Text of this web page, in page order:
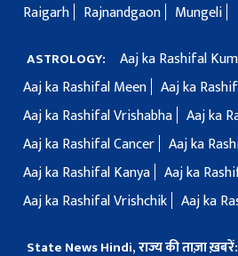
Raigarh
Rajnandgaon Mungeli
ASTROLOGY:
Aaj ka Rashifal
Aaj ka Rashifal Meen Aaj ka
Aaj ka Rashifal Vrishabha Aaj ka
Aaj ka Rashifal Cancer Aaj ka
Aaj ka Rashifal Kanya Aaj ka
Aaj ka Rashifal Vrishchik Aaj ka
State News Hindi, राज्य की ताज़ा ख़बरें: